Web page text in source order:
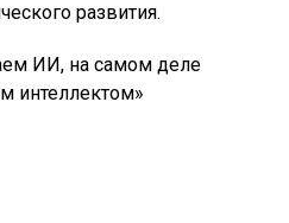
развития.